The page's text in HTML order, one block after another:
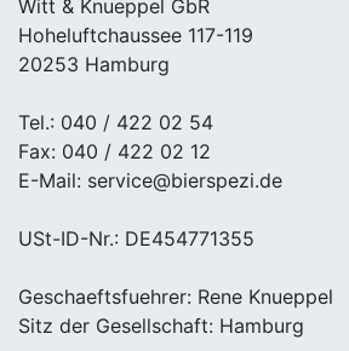
Witt & Knueppel GbR
Hoheluftchaussee 117-119
20253 Hamburg
Tel.: 040 / 422 02 54
Fax: 040 / 422 02 12
E-Mail: service@bierspezi.de
USt-ID-Nr.: DE454771355
Geschaeftsfuehrer: Rene Knueppel
Sitz der Gesellschaft: Hamburg